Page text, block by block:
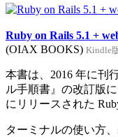
Ruby on Rails 5.1 +
(OIAX BOOKS) Kindle
本書は、2016 年に刊
ル手順書』の改訂版
にリリースされた
ターミナルの使い方